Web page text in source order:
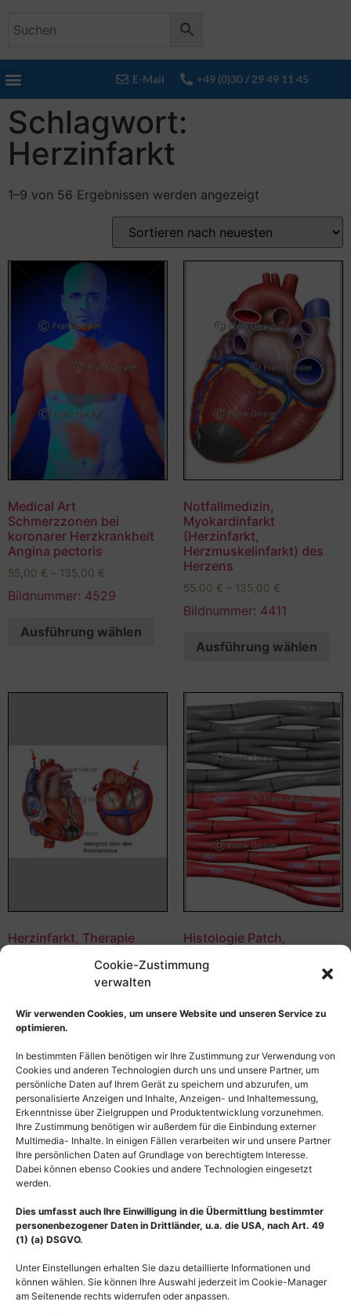
Cookie-Zustimmung
verwalten
Wir verwenden Cookies, um unsere Website und unseren Service zu
optimieren.
In bestimmten Fällen benötigen wir Ihre Zustimmung zur Verwendung von
Cookies und anderen Technologien durch uns und unsere Partner, um
persönliche Daten auf Ihrem Gerät zu speichern und abzurufen, um
personalisierte Anzeigen und Inhalte, Anzeigen- und Inhaltemessung,
Erkenntnisse über Zielgruppen und Produktentwicklung vorzunehmen.
Ihre Zustimmung benötigen wir außerdem für die Einbindung externer
Multimedia- Inhalte. In einigen Fällen verarbeiten wir und unsere Partner
Ihre persönlichen Daten auf Grundlage von berechtigtem Interesse.
Dabei können ebenso Cookies und andere Technologien eingesetzt
werden.
Dies umfasst auch Ihre Einwilligung in die Übermittlung bestimmter
personenbezogener Daten in Drittländer, u.a. die USA, nach Art. 49
(1) (a) DSGVO.
Unter Einstellungen erhalten Sie dazu detaillierte Informationen und
können wählen. Sie können Ihre Auswahl jederzeit im Cookie-Manager
am Seitenende rechts widerrufen oder anpassen.
E-Mail +49 (0)30 / 29 49 11 45
Schlagwort:
Herzinfarkt
1–9 von 56 Ergebnissen werden angezeigt
Medical Art
Schmerzzonen bei
koronarer Herzkrankheit
Angina pectoris
55,00 € – 135,00 €
Bildnummer: 4529
Ausführung wählen
Notfallmedizin,
Myokardinfarkt
(Herzinfarkt,
Herzmuskelinfarkt) des
Herzens
55,00 € – 135,00 €
Bildnummer: 4411
Ausführung wählen
Herzinfarkt, Therapie
Koronarsinus mit
Bildnummer: 4264
Ausführung wählen
Histologie Patch,
Herzinfarkt,
Ausführung wählen